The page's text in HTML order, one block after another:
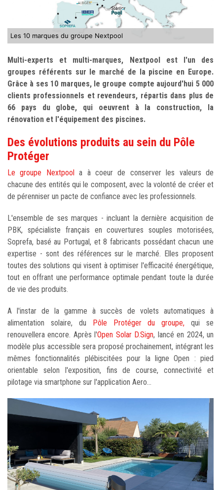
Les 10 marques du groupe Nextpool
Multi-experts et multi-marques, Nextpool est l'un des
groupes référents sur le marché de la piscine en Europe.
Grâce à ses 10 marques, le groupe compte aujourd'hui 5 000
clients professionnels et revendeurs, répartis dans plus de
66 pays du globe, qui oeuvrent à la construction, la
rénovation et l'équipement des piscines.
Des évolutions produits au sein du Pôle
Protéger
Le groupe Nextpoola à coeur de conserver les valeurs de
chacune des entités qui le composent, avec la volonté de créer et
de pérenniser un pacte de confiance avec les professionnels.
L'ensemble de ses marques - incluant la dernière acquisition de
PBK, spécialiste français en couvertures souples motorisées,
Soprefa, basé au Portugal, et 8 fabricants possédant chacun une
expertise - sont des références sur le marché. Elles proposent
toutes des solutions qui visent à optimiser l'efficacité énergétique,
tout en offrant une performance optimale pendant toute la durée
de vie des produits.
A l'instar de la gamme à succès de volets automatiques à
alimentation solaire, du Pôle Protéger du groupe, qui se
renouvellera encore. Après l'Open Solar D.Sign, lancé en 2024, un
modèle plus accessible sera proposé prochainement, intégrant les
mêmes fonctionnalités plébiscitées pour la ligne Open : pied
orientable selon l'exposition, fins de course, connectivité et
pilotage via smartphone sur l'application Aero...